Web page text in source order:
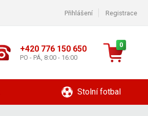
Přihlášení Registrace
+420 776 150 650
PO - PÁ, 8:00 - 16:00
0
Stolní fotbal